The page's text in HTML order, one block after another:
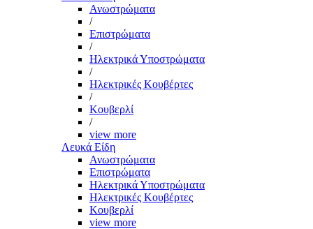
Ανωστρώματα
/
Επιστρώματα
/
Ηλεκτρικά Υποστρώματα
/
Ηλεκτρικές Κουβέρτες
/
Κουβερλί
/
view more
Λευκά Είδη
Ανωστρώματα
Επιστρώματα
Ηλεκτρικά Υποστρώματα
Ηλεκτρικές Κουβέρτες
Κουβερλί
view more